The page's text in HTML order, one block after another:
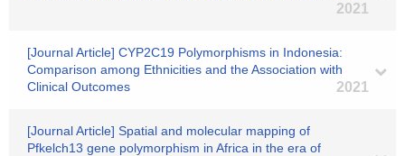
2021
[Journal Article] CYP2C19 Polymorphisms in Indonesia:
Comparison among Ethnicities and the Association with
Clinical Outcomes
2021
[Journal Article] Spatial and molecular mapping of
Pfkelch13 gene polymorphism in Africa in the era of